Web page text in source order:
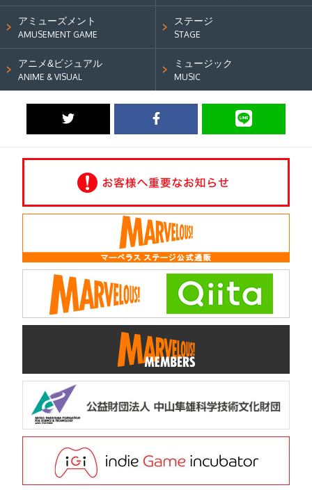
アミューズメント
AMUSEMENT GAME
ステージ
STAGE
アニメ&ビジュアル
ANIME & VISUAL
ミュージック
MUSIC